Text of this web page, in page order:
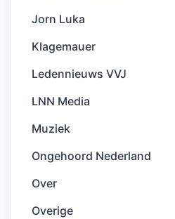
Jorn Luka
Klagemauer
Ledennieuws VVJ
LNN Media
Muziek
Ongehoord Nederland
Over
Overige